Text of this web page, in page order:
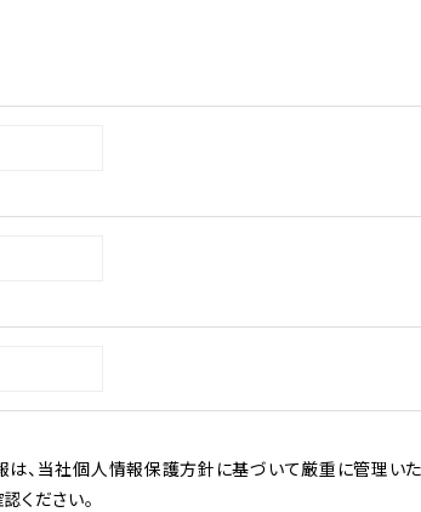
、当社個人情報保護方針に基づいて厳重に管理いた
ください。